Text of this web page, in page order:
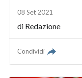
08 Set 2021
di Redazione
Condividi